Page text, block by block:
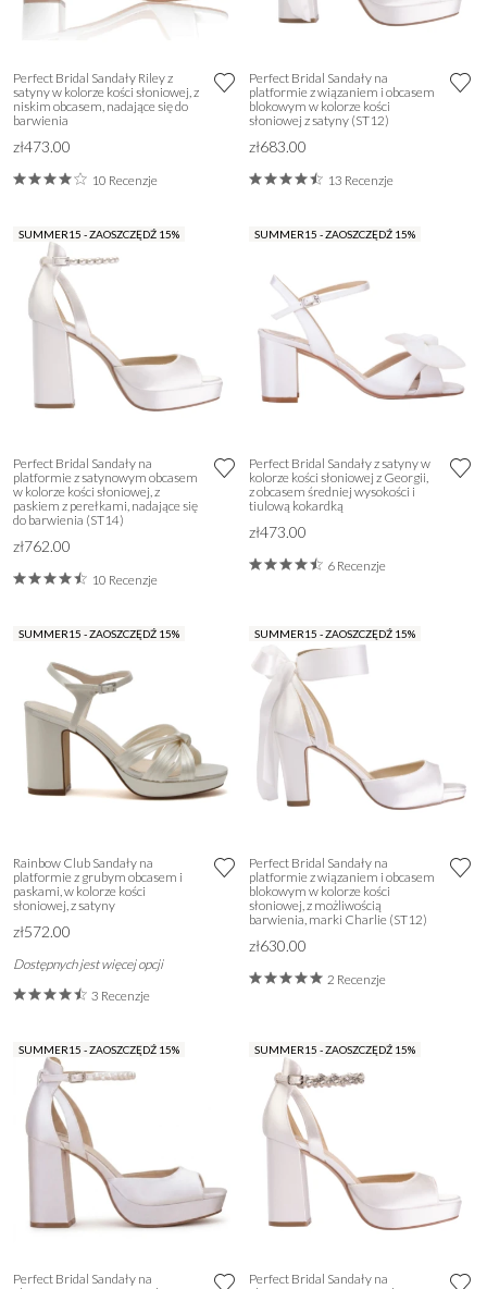
Perfect Bridal Sandały Riley z
satyny w kolorze kości słoniowej, z
niskim obcasem, nadające się do
barwienia
zł473.00
10 Recenzje
Perfect Bridal Sandały na
platformie z wiązaniem i obcasem
blokowym w kolorze kości
słoniowej z satyny (ST12)
zł683.00
13 Recenzje
SUMMER15 - ZAOSZCZĘDŹ 15%
Perfect Bridal Sandały na
platformie z satynowym obcasem
w kolorze kości słoniowej, z
paskiem z perełkami, nadające się
do barwienia (ST14)
zł762.00
10 Recenzje
SUMMER15 - ZAOSZCZĘDŹ 15%
Perfect Bridal Sandały z satyny w
kolorze kości słoniowej z Georgii,
z obcasem średniej wysokości i
tiulową kokardką
zł473.00
6 Recenzje
SUMMER15 - ZAOSZCZĘDŹ 15%
Rainbow Club Sandały na
platformie z grubym obcasem i
paskami, w kolorze kości
słoniowej, z satyny
zł572.00
Dostępnych jest więcej opcji
3 Recenzje
SUMMER15 - ZAOSZCZĘDŹ 15%
Perfect Bridal Sandały na
platformie z wiązaniem i obcasem
blokowym w kolorze kości
słoniowej, z możliwością
barwienia, marki Charlie (ST12)
zł630.00
2 Recenzje
SUMMER15 - ZAOSZCZĘDŹ 15%
Perfect Bridal Sandały na
SUMMER15 - ZAOSZCZĘDŹ 15%
Perfect Bridal Sandały na